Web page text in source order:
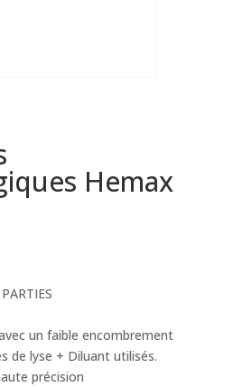
Hemax
un faible encombrement
de lyse + Diluant utilisés.
précision